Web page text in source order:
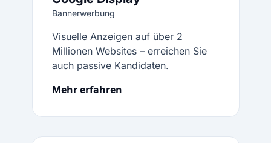
Bannerwerbung
Visuelle Anzeigen auf über 2
Millionen Websites – erreichen Sie
auch passive Kandidaten.
Mehr erfahren